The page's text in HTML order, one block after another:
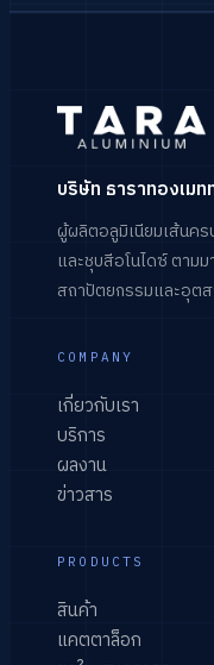
บริษัท ธาราทองเม
ผู้ผลิตอลูมิเนียมเส้นค
และชุบสีอโนไดซ์ ตาม
สถาปัตยกรรมและอุต
COMPANY
เกี่ยวกับเรา
บริการ
ผลงาน
ข่าวสาร
PRODUCTS
สินค้า
แคตตาล็อก